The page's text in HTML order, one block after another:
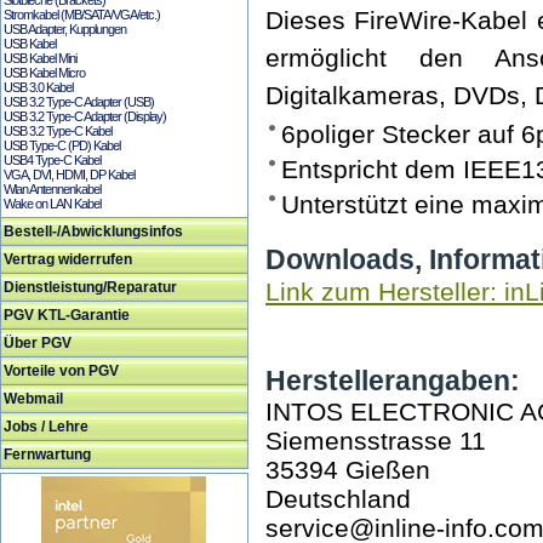
Stromkabel (MB/SATA/VGA/etc.)
USB Adapter, Kupplungen
USB Kabel
USB Kabel Mini
USB Kabel Micro
USB 3.0 Kabel
USB 3.2 Type-C Adapter (USB)
USB 3.2 Type-C Adapter (Display)
USB 3.2 Type-C Kabel
USB Type-C (PD) Kabel
USB4 Type-C Kabel
VGA, DVI, HDMI, DP Kabel
Wlan Antennenkabel
Wake on LAN Kabel
Bestell-/Abwicklungsinfos
Vertrag widerrufen
Dienstleistung/Reparatur
PGV KTL-Garantie
Über PGV
Vorteile von PGV
Webmail
Jobs / Lehre
Fernwartung
Dieses FireWire-Kabel
ermöglicht den
Digitalkameras, DVDs,
6poliger Stecker auf
Entspricht dem
Unterstützt eine
Downloads,
Link zum Hersteller:
Herstellerangaben:
INTOS ELECTRONIC
Siemensstrasse 11
35394 Gießen
Deutschland
service@inline-info.com